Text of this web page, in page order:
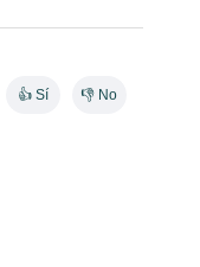
👍 Sí 👎 No